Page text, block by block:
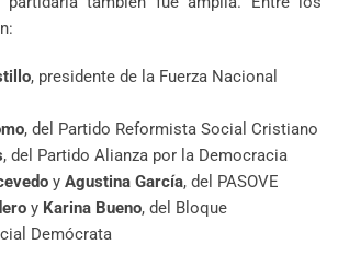
, presidente de la Fuerza Nacional
, del Partido Reformista Social Cristiano
, del Partido Alianza por la Democracia
y Agustina García, del PASOVE
y Karina Bueno, del Bloque
Demócrata